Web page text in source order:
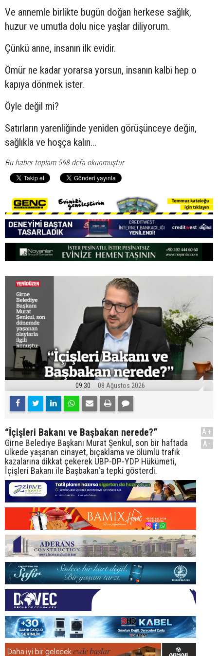
Ve annemle birlikte bugün doğan herkese sağlık,
huzur ve umutla dolu nice yaşlar diliyorum.
Çünkü anne, insanın ilk evidir.
Ömür ne kadar yorarsa yorsun, insanın kalbi hep o
kapıya dönmek ister.
Öyle değil mi?
Satırların yarenliğinde yeniden görüşünceye değin,
sağlıkla ve hoşça kalın…
Bu haber toplam 568 defa okunmuştur
09:30 08 Ağustos 2026
“İçişleri Bakanı ve Başbakan nerede?”
Girne Belediye Başkanı Murat Şenkul, son bir haftada
ülkede yaşanan cinayet, bıçaklama ve ölümlü trafik
kazalarına dikkat çekerek UBP-DP-YDP Hükümeti,
İçişleri Bakanı ile Başbakan'a tepki gösterdi.
A+
A-